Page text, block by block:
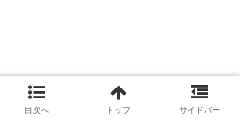
目次へ トップ サイドバー